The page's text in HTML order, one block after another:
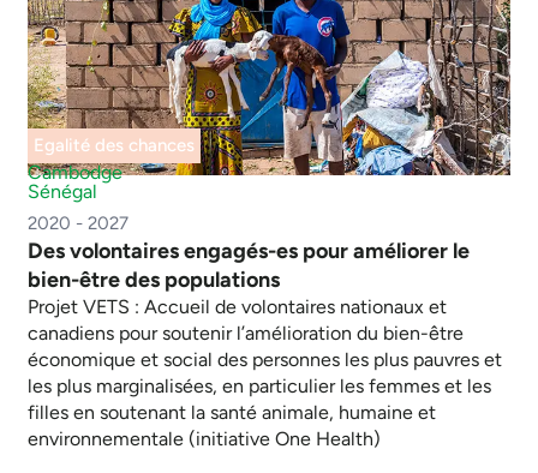
Egalité des chances
Cambodge
Sénégal
2020 - 2027
Des volontaires engagés-es pour améliorer le
bien-être des populations
Projet VETS : Accueil de volontaires nationaux et
canadiens pour soutenir l’amélioration du bien-être
économique et social des personnes les plus pauvres et
les plus marginalisées, en particulier les femmes et les
filles en soutenant la santé animale, humaine et
environnementale (initiative One Health)